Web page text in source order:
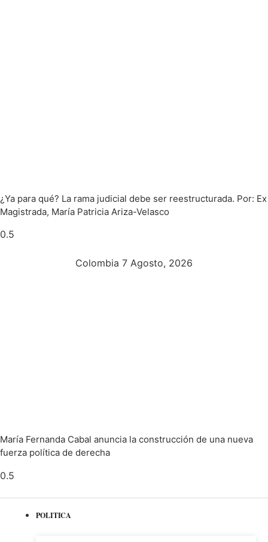
¿Ya para qué? La rama judicial debe ser reestructurada. Por: Ex
Magistrada, María Patricia Ariza-Velasco
Colombia 7 Agosto, 2026
María Fernanda Cabal anuncia la construcción de una nueva
fuerza política de derecha
POLITICA